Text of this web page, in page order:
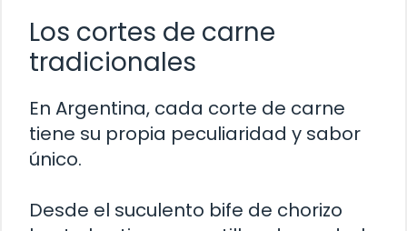
Los cortes de carne
tradicionales
En Argentina, cada corte de carne
tiene su propia peculiaridad y sabor
único.
Desde el suculento bife de chorizo